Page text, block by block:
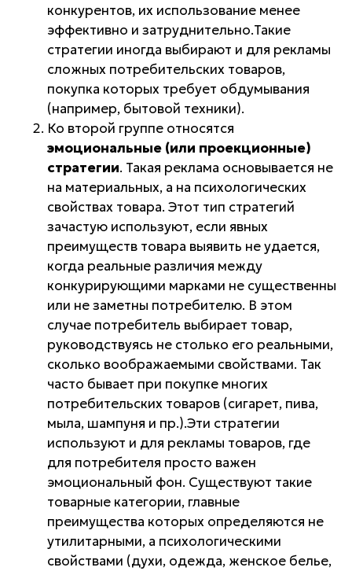
конкурентов, их использование менее
эффективно и затруднительно.Такие
стратегии иногда выбирают и для рекламы
сложных потребительских товаров,
покупка которых требует обдумывания
(например, бытовой техники).
Ко второй группе относятся
эмоциональные (или проекционные)
стратегии. Такая реклама основывается не
на материальных, а на психологических
свойствах товара. Этот тип стратегий
зачастую используют, если явных
преимуществ товара выявить не удается,
когда реальные различия между
конкурирующими марками не существенны
или не заметны потребителю. В этом
случае потребитель выбирает товар,
руководствуясь не столько его реальными,
сколько воображаемыми свойствами. Так
часто бывает при покупке многих
потребительских товаров (сигарет, пива,
мыла, шампуня и пр.).Эти стратегии
используют и для рекламы товаров, где
для потребителя просто важен
эмоциональный фон. Существуют такие
товарные категории, главные
преимущества которых определяются не
утилитарными, а психологическими
свойствами (духи, одежда, женское белье,